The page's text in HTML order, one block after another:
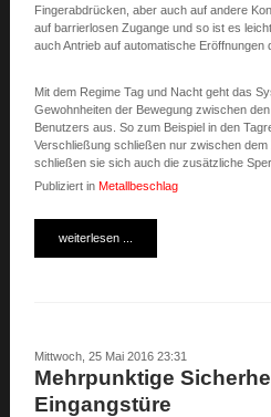
Fingerabdrücken, aber auch auf andere
auf barrierlosen Zugange und so ist es
auch Antrieb auf automatische Eröffnungen
Mit dem Regime Tag und Nacht geht das
Gewohnheiten der Bewegung zwischen
Benutzers aus. So zum Beispiel in den
Verschließung schließen nur zwischen
schließen sie sich auch die zusätzliche
Publiziert in Metallbeschlag
weiterlesen ...
Mittwoch, 25 Mai 2016 23:31
Mehrpunktige
Eingangstüre